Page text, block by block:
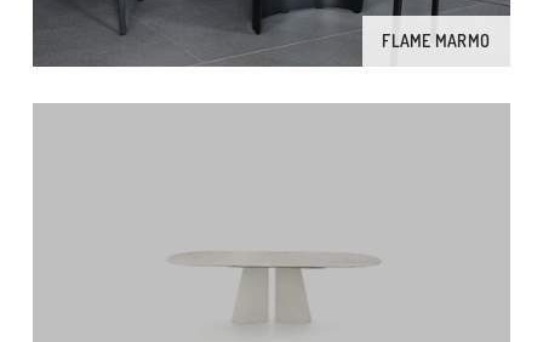
FLAME MARMO